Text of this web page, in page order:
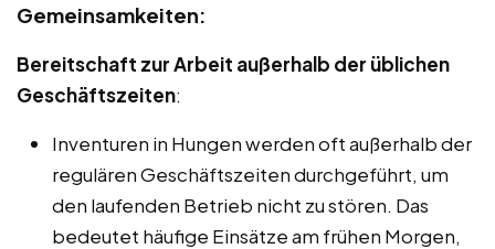
Gemeinsamkeiten:
Bereitschaft zur Arbeit außerhalb der üblichen
Geschäftszeiten:
Inventuren in Hungen werden oft außerhalb der
regulären Geschäftszeiten durchgeführt, um
den laufenden Betrieb nicht zu stören. Das
bedeutet häufige Einsätze am frühen Morgen,